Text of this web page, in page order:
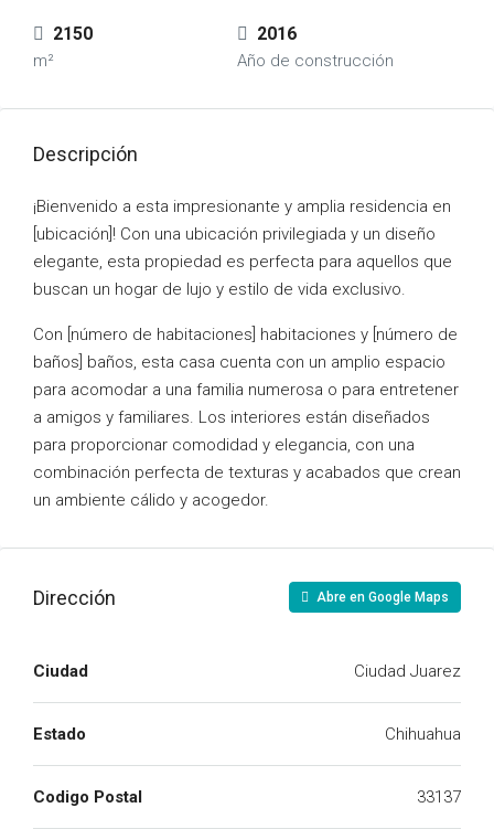
2150
m²
2016
Año de construcción
Descripción
¡Bienvenido a esta impresionante y amplia residencia en
[ubicación]! Con una ubicación privilegiada y un diseño
elegante, esta propiedad es perfecta para aquellos que
buscan un hogar de lujo y estilo de vida exclusivo.
Con [número de habitaciones] habitaciones y [número de
baños] baños, esta casa cuenta con un amplio espacio
para acomodar a una familia numerosa o para entretener
a amigos y familiares. Los interiores están diseñados
para proporcionar comodidad y elegancia, con una
combinación perfecta de texturas y acabados que crean
un ambiente cálido y acogedor.
Dirección Abre en Google Maps
Ciudad Ciudad Juarez
Estado Chihuahua
Codigo Postal 33137